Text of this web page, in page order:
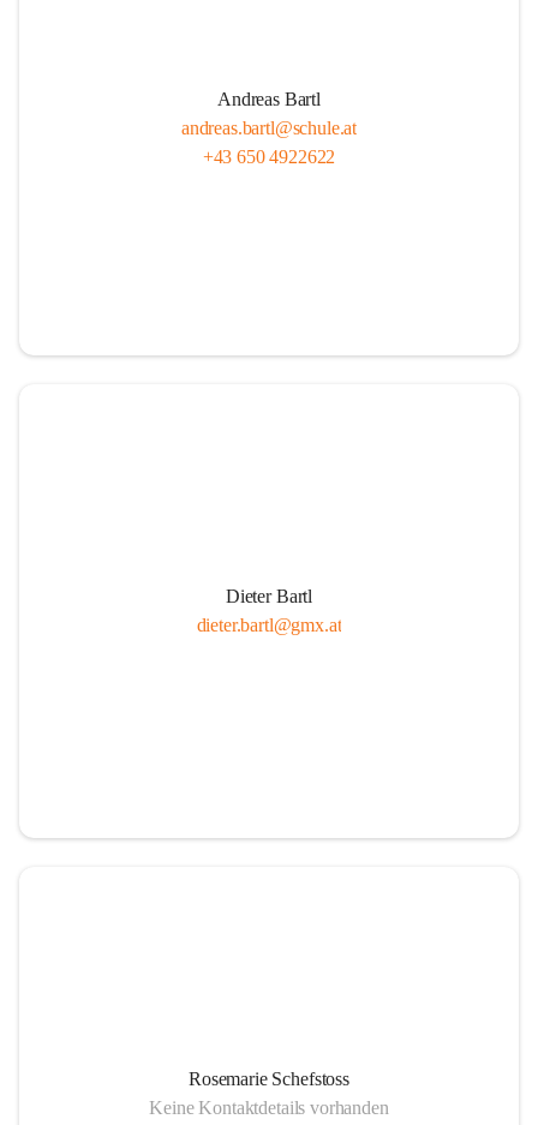
Andreas Bartl
andreas.bartl@schule.at
+43 650 4922622
Dieter Bartl
dieter.bartl@gmx.at
Rosemarie Schefstoss
Keine Kontaktdetails vorhanden